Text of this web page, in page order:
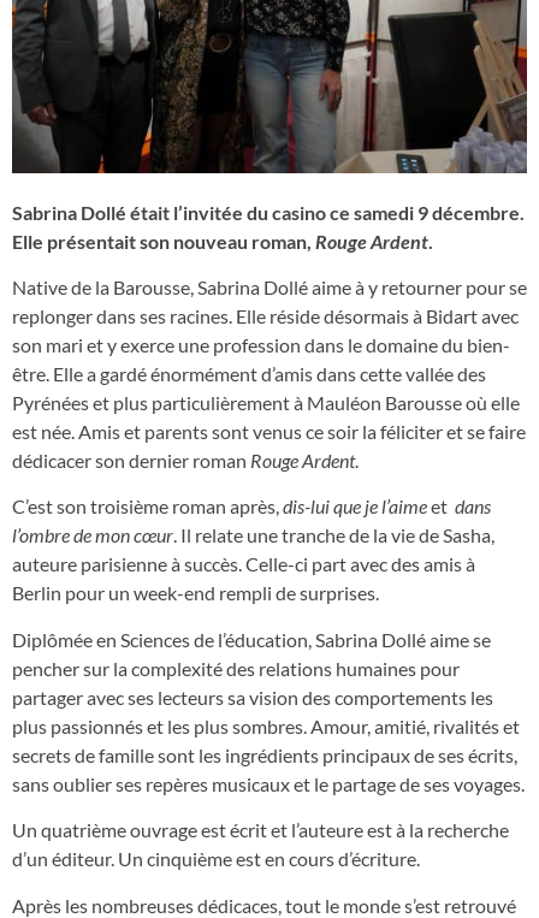
Sabrina Dollé était l’invitée du casino ce samedi 9 décembre.
Elle présentait son nouveau roman, Rouge Ardent
Native de la Barousse, Sabrina Dollé aime à y retourner pour se
replonger dans ses racines. Elle réside désormais à Bidart avec
son mari et y exerce une profession dans le domaine du bien-
être. Elle a gardé énormément d’amis dans cette vallée des
Pyrénées et plus particulièrement à Mauléon Barousse où elle
est née. Amis et parents sont venus ce soir la féliciter et se faire
dédicacer son dernier roman Rouge Ardent.
C’est son troisième roman après,dis-lui que je l’aimeet dans
l’ombre de mon cœur. Il relate une tranche de la vie de Sasha,
auteure parisienne à succès. Celle-ci part avec des amis à
Berlin pour un week-end rempli de surprises.
Diplômée en Sciences de l’éducation, Sabrina Dollé aime se
pencher sur la complexité des relations humaines pour
partager avec ses lecteurs sa vision des comportements les
plus passionnés et les plus sombres. Amour, amitié, rivalités et
secrets de famille sont les ingrédients principaux de ses écrits,
sans oublier ses repères musicaux et le partage de ses voyages.
Un quatrième ouvrage est écrit et l’auteure est à la recherche
d’un éditeur. Un cinquième est en cours d’écriture.
Après les nombreuses dédicaces, tout le monde s’est retrouvé